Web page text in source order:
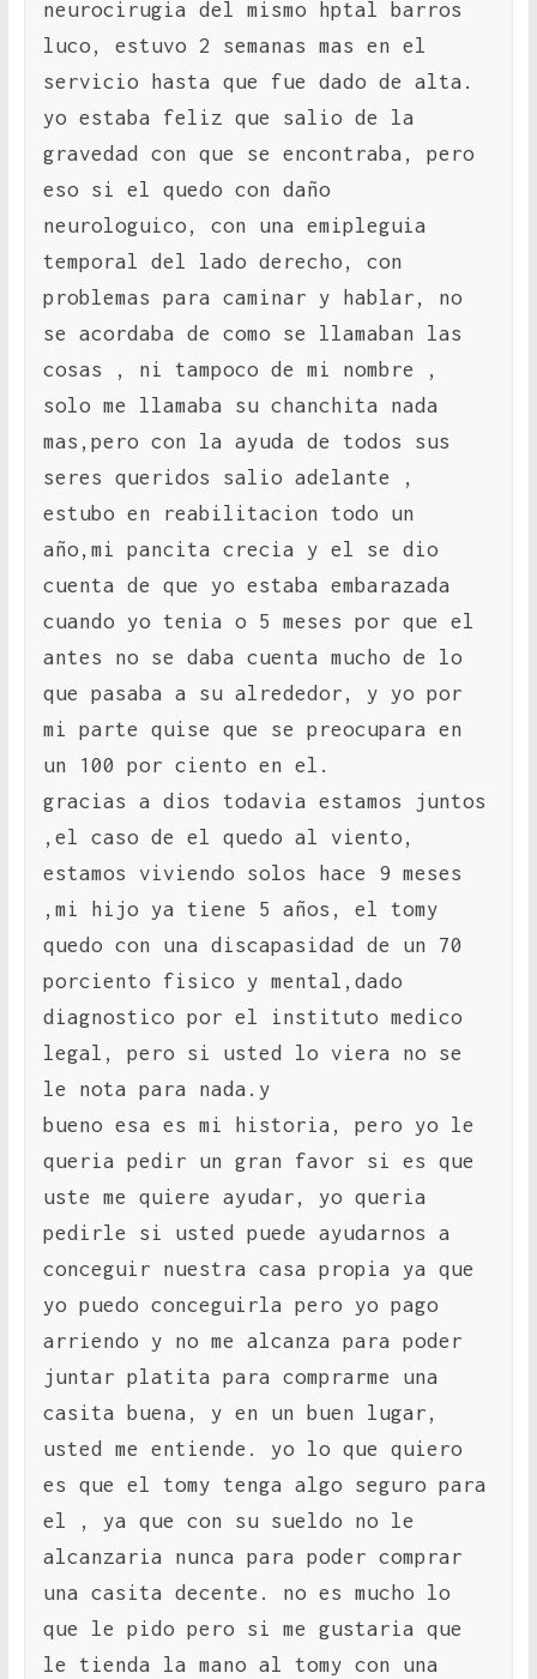
neurocirugia del mismo hptal barros
luco, estuvo 2 semanas mas en el
servicio hasta que fue dado de alta.
yo estaba feliz que salio de la
gravedad con que se encontraba, pero
eso si el quedo con daño
neurologuico, con una emipleguia
temporal del lado derecho, con
problemas para caminar y hablar, no
se acordaba de como se llamaban las
cosas , ni tampoco de mi nombre ,
solo me llamaba su chanchita nada
mas,pero con la ayuda de todos sus
seres queridos salio adelante ,
estubo en reabilitacion todo un
año,mi pancita crecia y el se dio
cuenta de que yo estaba embarazada
cuando yo tenia o 5 meses por que el
antes no se daba cuenta mucho de lo
que pasaba a su alrededor, y yo por
mi parte quise que se preocupara en
un 100 por ciento en el.
gracias a dios todavia estamos juntos
,el caso de el quedo al viento,
estamos viviendo solos hace 9 meses
,mi hijo ya tiene 5 años, el tomy
quedo con una discapasidad de un 70
porciento fisico y mental,dado
diagnostico por el instituto medico
legal, pero si usted lo viera no se
le nota para nada.y
bueno esa es mi historia, pero yo le
queria pedir un gran favor si es que
uste me quiere ayudar, yo queria
pedirle si usted puede ayudarnos a
conceguir nuestra casa propia ya que
yo puedo conceguirla pero yo pago
arriendo y no me alcanza para poder
juntar platita para comprarme una
casita buena, y en un buen lugar,
usted me entiende. yo lo que quiero
es que el tomy tenga algo seguro para
el , ya que con su sueldo no le
alcanzaria nunca para poder comprar
una casita decente. no es mucho lo
que le pido pero si me gustaria que
le tienda la mano al tomy con una